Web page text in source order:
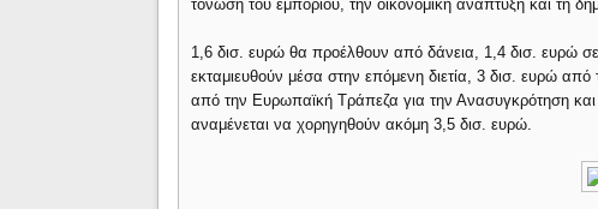
τόνωση του εμπορίου, την οικονομική ανάπτυξη και τη
1,6 δισ. ευρώ θα προέλθουν από δάνεια, 1,4 δισ. ευρώ
εκταμιευθούν μέσα στην επόμενη διετία, 3 δισ. ευρώ
από την Ευρωπαϊκή Τράπεζα για την Ανασυγκρότηση
αναμένεται να χορηγηθούν ακόμη 3,5 δισ. ευρώ.